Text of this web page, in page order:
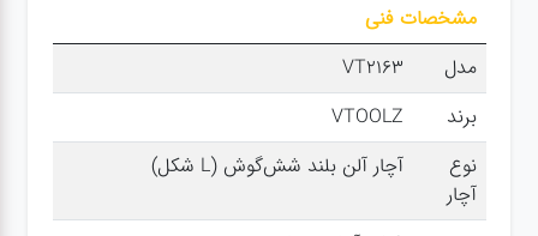
کیف و
جبعه
ابزار
انواع
باتری ها
مشخصات فنی
مدل
VT2163
برند
VTOOLZ
نوع
آچار
آچار آلن بلند شش‌گوش (L شکل)